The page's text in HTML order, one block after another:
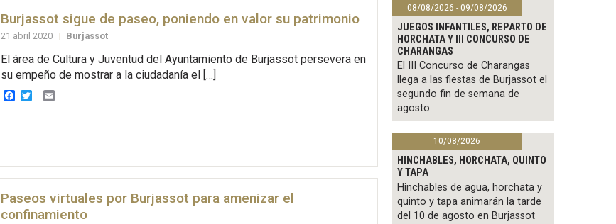
Burjassot sigue de paseo, poniendo en valor su patrimonio
21 abril 2020 | Burjassot
El área de Cultura y Juventud del Ayuntamiento de Burjassot persevera en
su empeño de mostrar a la ciudadanía el […]
Facebook
TwitterEmail
Paseos virtuales por Burjassot para amenizar el
confinamiento
08/08/2026 - 09/08/2026
JUEGOS INFANTILES, REPARTO DE
HORCHATA Y III CONCURSO DE
CHARANGAS
El III Concurso de Charangas
llega a las fiestas de Burjassot el
segundo fin de semana de
agosto
10/08/2026
HINCHABLES, HORCHATA, QUINTO
Y TAPA
Hinchables de agua, horchata y
quinto y tapa animarán la tarde
del 10 de agosto en Burjassot